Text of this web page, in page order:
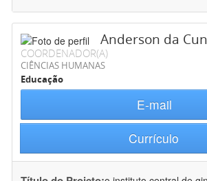
Anderson da
COORDENADOR(A)
CIÊNCIAS HUMANAS
Educação
E-mail
Currículo